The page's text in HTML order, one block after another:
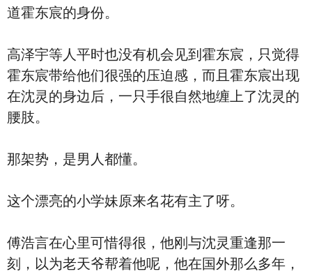
道霍东宸的身份。
高泽宇等人平时也没有机会见到霍东宸，只觉得
霍东宸带给他们很强的压迫感，而且霍东宸出现
在沈灵的身边后，一只手很自然地缠上了沈灵的
腰肢。
那架势，是男人都懂。
这个漂亮的小学妹原来名花有主了呀。
傅浩言在心里可惜得很，他刚与沈灵重逢那一
刻，以为老天爷帮着他呢，他在国外那么多年，